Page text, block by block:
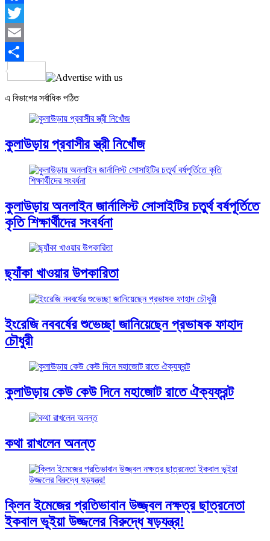
Facebook
Twitter
Email
Share
এ বিভাগের সর্বাধিক পঠিত
কুলাউড়ায় প্রবাসীর স্ত্রী নিখোঁজ
কুলাউড়ায় অনলাইন জার্নালিস্ট সোসাইটির চতুর্থ বর্ষপূর্তিতে
কৃতি শিক্ষার্থীদের সংবর্ধনা
ছ্যাঁকা খাওয়ার উপকারিতা
ইংরেজি নববর্ষের শুভেচ্ছা জানিয়েছেন প্রভাষক ফাহাদ
চৌধুরী
কুলাউড়ায় কেউ কেউ দিনে মহাজোট রাতে ঐক্যফ্রন্ট
কথা রাখলেন অনন্ত
ক্লিন ইমেজের প্রতিভাবান উজ্জ্বল নক্ষত্র ছাত্রনেতা
ইকবাল ভূইয়া উজ্জলের বিরুদ্ধে ষড়যন্ত্র!